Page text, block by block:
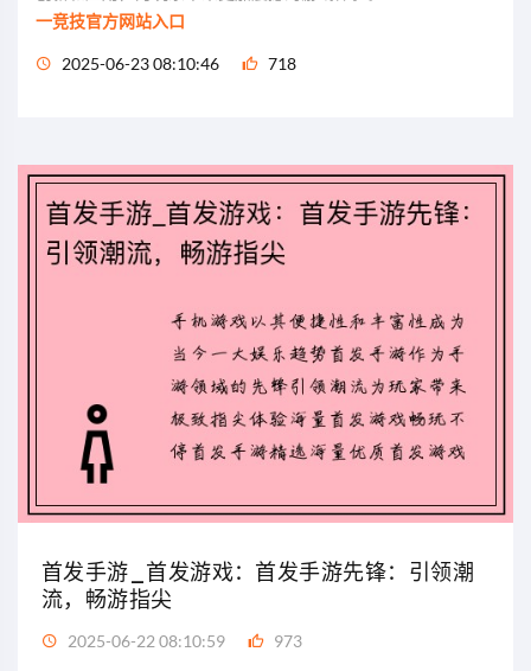
一竞技官方网站入口
2025-06-23 08:10:46 718
首发手游_首发游戏：首发手游先锋：引领潮
流，畅游指尖
2025-06-22 08:10:59 973